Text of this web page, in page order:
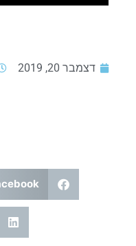
דצמבר 20, 2019